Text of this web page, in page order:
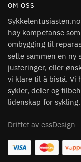
OM OSS
høy kompetanse
ombygging til
sette sammen en ny
justeringer, eller
vi klare til å bistå. Vi
sykler, deler og
lidenskap for sykling.
Driftet av essDesign